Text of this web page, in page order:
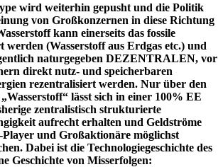
wird weiterhin gepusht und die Politik
von Großkonzernen in diese Richtung
kann einerseits das fossile
werden (Wasserstoff aus Erdgas etc.) und
naturgegeben DEZENTRALEN, vor
direkt nutz- und speicherbaren
rezentralisiert werden. Nur über den
lässt sich in einer 100% EE
zentralistisch strukturierte
aufrecht erhalten und Geldströme
und Großaktionäre möglichst
Dabei ist die Technologiegeschichte des
Geschichte von Misserfolgen: